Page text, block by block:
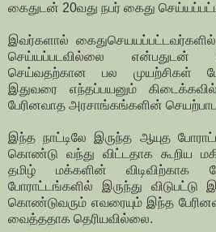
கைதுடன் 20வது நபர் கைது
இவர்களால்
செய்யப்படவில்லை என்பதுடன்
செய்வதற்கான பல முயற்சிகள்
இதுவரை எந்தப்பயனும்
பேரினவாத அரசாங்கங்களின்
இந்த நாட்டிலே இருந்த ஆயுத
கொண்டு வந்து விட்டதாக கூறிய
தமிழ் மக்களின் விடிவிற்காக
போராட்டங்களில் இருந்து விடுபட்டு
கொண்டுவரும் எவரையும் இந்த
வைத்ததாக தெரியவில்லை.